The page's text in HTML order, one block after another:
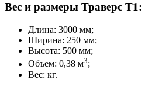
Вес и размеры Траверс Т1:
Длина: 3000 мм;
Ширина: 250 мм;
Высота: 500 мм;
Объем: 0,38 м3;
Вес: кг.